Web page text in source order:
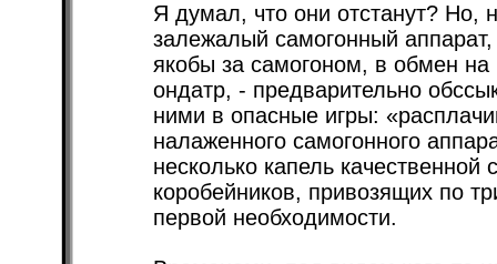
Я думал, что они отстанут? Но,
залежалый самогонный
якобы за самогоном, в обмен
ондатр, - предварительно
ними в опасные игры:
налаженного самогонного
несколько капель качественной
коробейников, привозящих по
первой необходимости.